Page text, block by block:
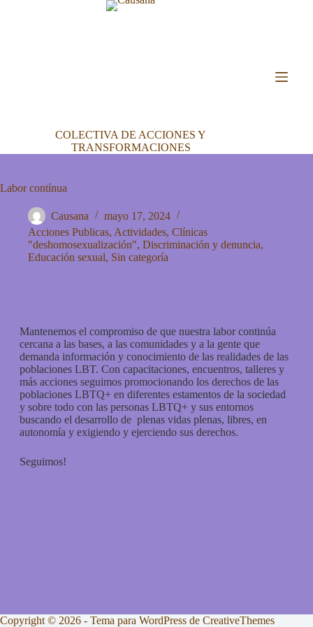
COLECTIVA DE ACCIONES Y
TRANSFORMACIONES
Labor contínua
Causana
mayo 17, 2024
Acciones Publicas, Actividades, Clínicas
"deshomosexualización", Discriminación y denuncia,
Educación sexual, Sin categoría
Mantenemos el compromiso de que nuestra labor continúa
cercana a las bases, a las comunidades y a la gente que
demanda información y conocimiento de las realidades de las
poblaciones LBT. Con capacitaciones, encuentros, talleres y
más acciones seguimos promocionando los derechos de las
poblaciones LBTQ+ en diferentes estamentos de la sociedad
y sobre todo con las personas LBTQ+ y sus entornos
buscando el desarrollo de plenas vidas plenas, libres, en
autonomía y exigiendo y ejerciendo sus derechos.
Seguimos!
Copyright © 2026 - Tema para WordPress de CreativeThemes